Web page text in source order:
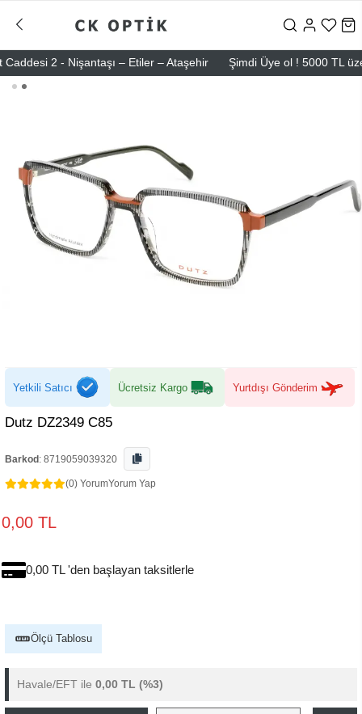
2 - Nişantaşı – Etiler – Ataşehir Şimdi Üye ol ! 5000 TL üzeri
Yetkili Satıcı Ücretsiz Kargo Yurtdışı Gönderim
Dutz DZ2349 C85
Barkod : 8719059039320
(0) YorumYorum Yap
0,00 TL
0,00 TL 'den başlayan taksitlerle
Ölçü Tablosu
Havale/EFT ile 0,00 TL (%3)